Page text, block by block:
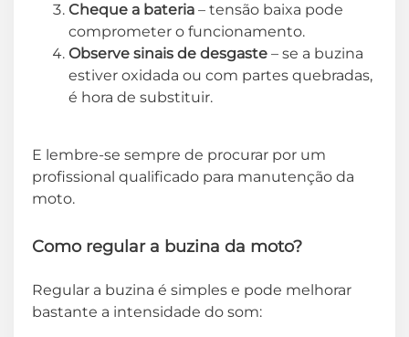
Cheque a bateria – tensão baixa pode
comprometer o funcionamento.
Observe sinais de desgaste – se a buzina
estiver oxidada ou com partes quebradas,
é hora de substituir.
E lembre-se sempre de procurar por um
profissional qualificado para manutenção da
moto.
Como regular a buzina da moto?
Regular a buzina é simples e pode melhorar
bastante a intensidade do som: